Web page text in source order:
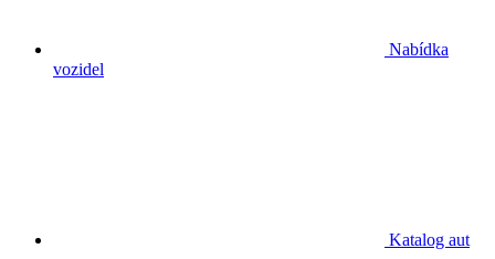
Nabídka
vozidel
Katalog aut